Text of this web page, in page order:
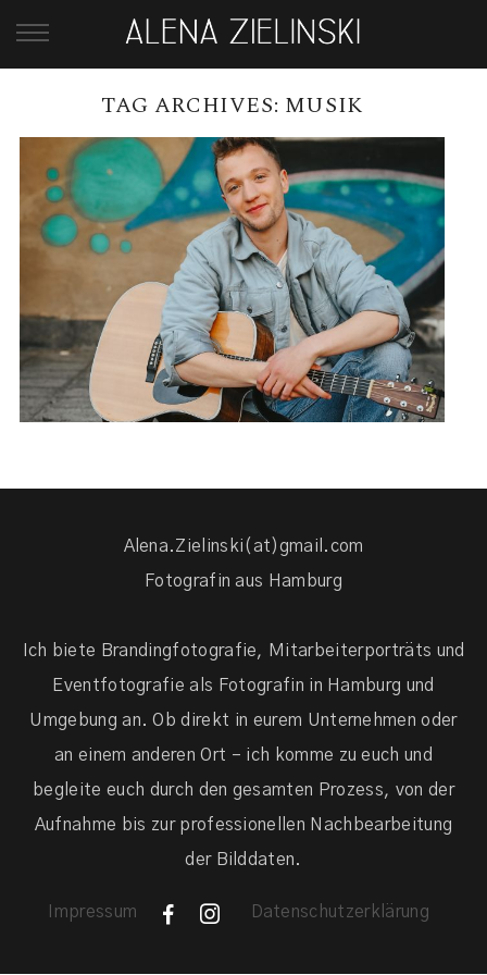
TAG ARCHIVES: MUSIK
JORIS UND FREE NOW-
AKUSTIK-KONZERTE IN BERLIN
READ MORE →
Alena.Zielinski(at)gmail.com
Fotografin aus Hamburg
Ich biete Brandingfotografie, Mitarbeiterporträts und
Eventfotografie als Fotografin in Hamburg und
Umgebung an. Ob direkt in eurem Unternehmen oder
an einem anderen Ort – ich komme zu euch und
begleite euch durch den gesamten Prozess, von der
Aufnahme bis zur professionellen Nachbearbeitung
der Bilddaten.
Impressum F I Datenschutzerklärung